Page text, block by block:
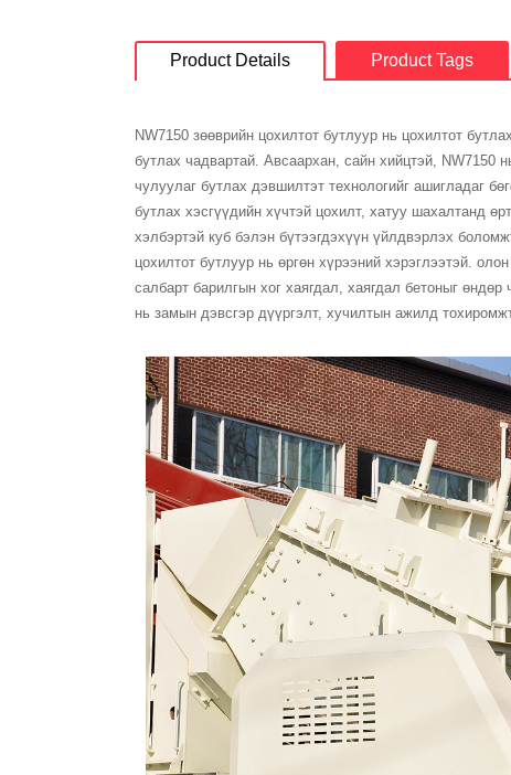
Product Details Product Tags
NW7150 зөөврийн цохилтот бутлуур нь цохилтот
бутлах чадвартай. Авсаархан, сайн хийцтэй, NW7150
чулуулаг бутлах дэвшилтэт технологийг ашигладаг
бутлах хэсгүүдийн хүчтэй цохилт, хатуу шахалтанд
хэлбэртэй куб бэлэн бүтээгдэхүүн үйлдвэрлэх
цохилтот бутлуур нь өргөн хүрээний хэрэглээтэй.
салбарт барилгын хог хаягдал, хаягдал бетоныг
нь замын дэвсгэр дүүргэлт, хучилтын ажилд